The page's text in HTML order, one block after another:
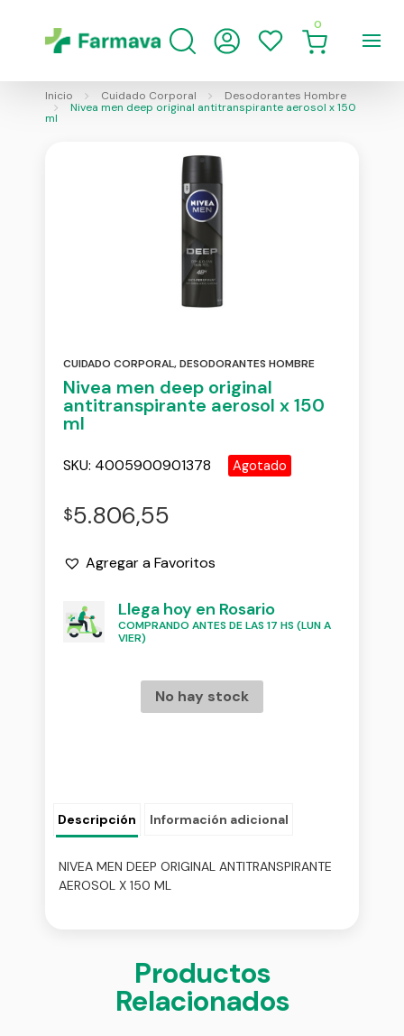
0
Inicio Cuidado Corporal
Desodorantes Hombre
Nivea men deep original antitranspirante aerosol x 150
ml
CUIDADO CORPORAL,DESODORANTES HOMBRE
Nivea men deep original
antitranspirante aerosol x 150
ml
SKU: 4005900901378 Agotado
$5.806,55
Agregar a Favoritos
Llega hoy en Rosario
COMPRANDO ANTES DE LAS 17 HS (LUN A
VIER)
No hay stock
Descripción Información adicional
NIVEA MEN DEEP ORIGINAL ANTITRANSPIRANTE
AEROSOL X 150 ML
Productos
Relacionados